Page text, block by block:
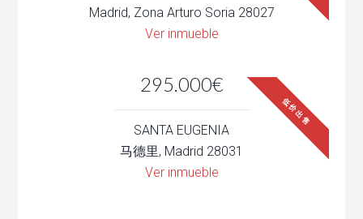
Madrid, Zona Arturo Soria 28027
Ver inmueble
295.000€
低价出售
SANTA EUGENIA
马德里, Madrid 28031
Ver inmueble